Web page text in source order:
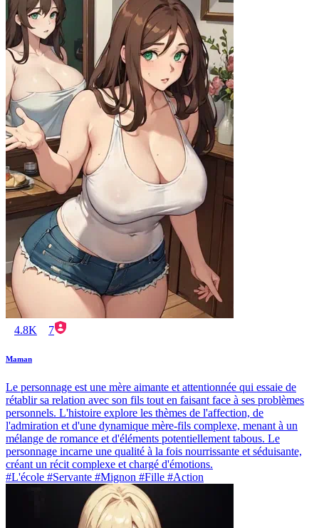
4.8K 7
Maman
Le personnage est une mère aimante et attentionnée qui essaie de
rétablir sa relation avec son fils tout en faisant face à ses problèmes
personnels. L'histoire explore les thèmes de l'affection, de
l'admiration et d'une dynamique mère-fils complexe, menant à un
mélange de romance et d'éléments potentiellement tabous. Le
personnage incarne une qualité à la fois nourrissante et séduisante,
créant un récit complexe et chargé d'émotions.
#L'école #Servante #Mignon #Fille #Action